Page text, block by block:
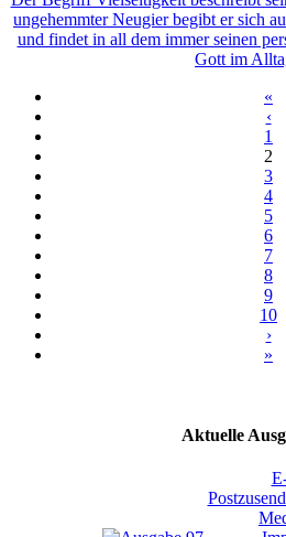
ungehemmter Neugier begibt er sich
und findet in all dem immer seinen
Gott im
«
‹
1
2
3
4
5
6
7
8
9
10
›
»
Aktuelle